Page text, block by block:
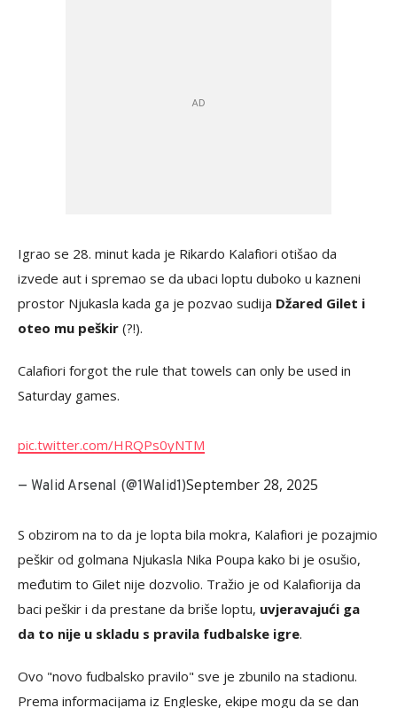
Igrao se 28. minut kada je Rikardo Kalafiori otišao da
izvede aut i spremao se da ubaci loptu duboko u kazneni
prostor Njukasla kada ga je pozvao sudija Džared Gilet i
oteo mu peškir (?!).
Calafiori forgot the rule that towels can only be used in
Saturday games.
pic.twitter.com/HRQPs0yNTM
— Walid Arsenal (@1Walid1)September 28, 2025
S obzirom na to da je lopta bila mokra, Kalafiori je pozajmio
peškir od golmana Njukasla Nika Poupa kako bi je osušio,
međutim to Gilet nije dozvolio. Tražio je od Kalafiorija da
baci peškir i da prestane da briše loptu, uvjeravajući ga
da to nije u skladu s pravila fudbalske igre.
Ovo "novo fudbalsko pravilo" sve je zbunilo na stadionu.
Prema informacijama iz Engleske, ekipe mogu da se dan